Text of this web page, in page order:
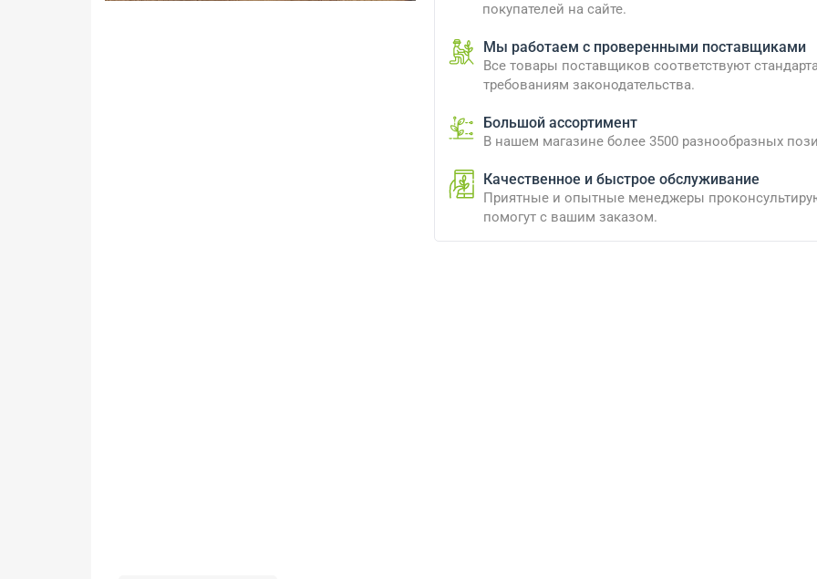
покупателей на сайте.
Мы работаем с проверенными поставщиками
Все товары поставщиков соответствуют
требованиям законодательства.
Большой ассортимент
В нашем магазине более 3500 разнообразных
Качественное и быстрое обслуживание
Приятные и опытные менеджеры
помогут с вашим заказом.